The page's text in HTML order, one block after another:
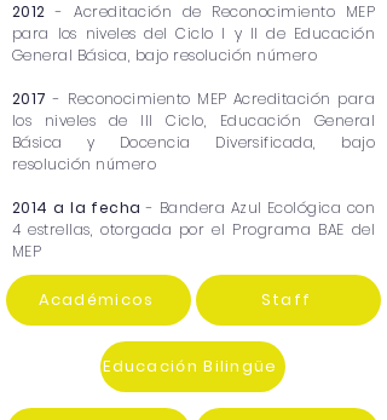
2012 - Acreditación de Reconocimiento MEP
para los niveles del Ciclo I y II de Educación
General Básica, bajo resolución número
2017 - Reconocimiento MEP Acreditación para
los niveles de III Ciclo, Educación General
Básica y Docencia Diversificada, bajo
resolución número
2014 a la fecha - Bandera Azul Ecológica con
4 estrellas, otorgada por el Programa BAE del
MEP
Académicos Staff
Educación Bilingüe